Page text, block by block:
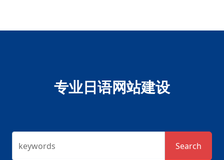
专业日语网站建设
keywords Search